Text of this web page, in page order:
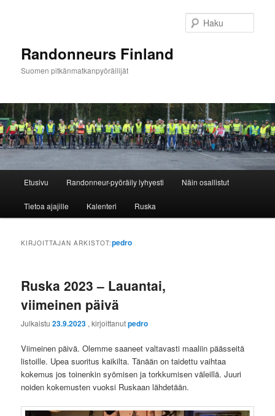
Randonneurs Finland
Suomen pitkänmatkanpyöräilijät
Etusivu Randonneur-pyöräily lyhyesti Näin osallistut
Tietoa ajajille Kalenteri Ruska
KIRJOITTAJAN ARKISTOT:pedro
Ruska 2023 – Lauantai,
viimeinen päivä
Julkaistu23.9.2023 , kirjoittanutpedro
Viimeinen päivä. Olemme saaneet valtavasti maaliin päässeitä
listoille. Upea suoritus kaikilta. Tänään on taidettu vaihtaa
kokemus jos toinenkin syömisen ja torkkumisen väleillä. Juuri
noiden kokemusten vuoksi Ruskaan lähdetään.